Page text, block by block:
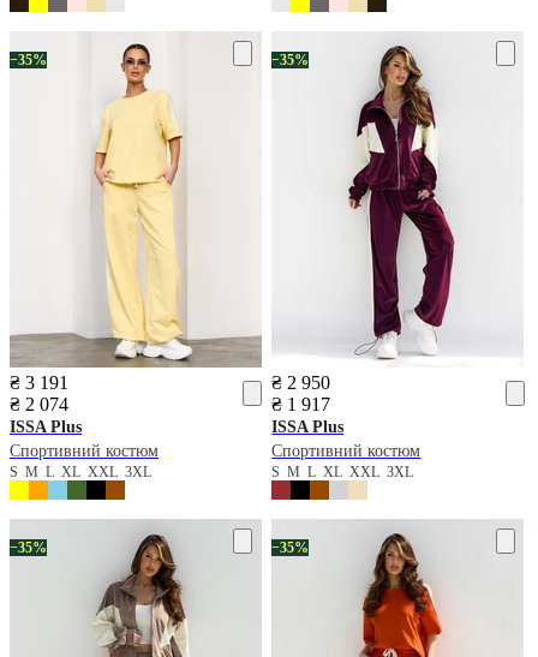
−35%
₴ 3 191
₴ 2 074
ISSA Plus
Спортивний костюм
S M L XL XXL 3XL
−35%
₴ 2 950
₴ 1 917
ISSA Plus
Спортивний костюм
SMLXLXXL3XL
−35% −35%